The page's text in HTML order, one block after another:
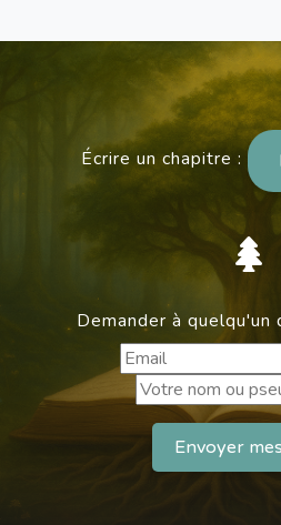
Écrire un chapitre :
Demander à quelqu'un
Envoyer